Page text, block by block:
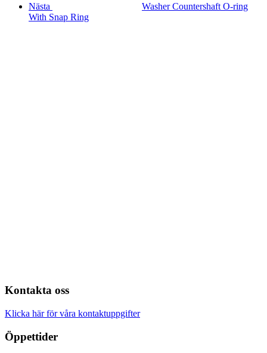
Nästa
Washer Countershaft O-ring
With Snap Ring
Kontakta oss
Klicka här för våra kontaktuppgifter
Öppettider